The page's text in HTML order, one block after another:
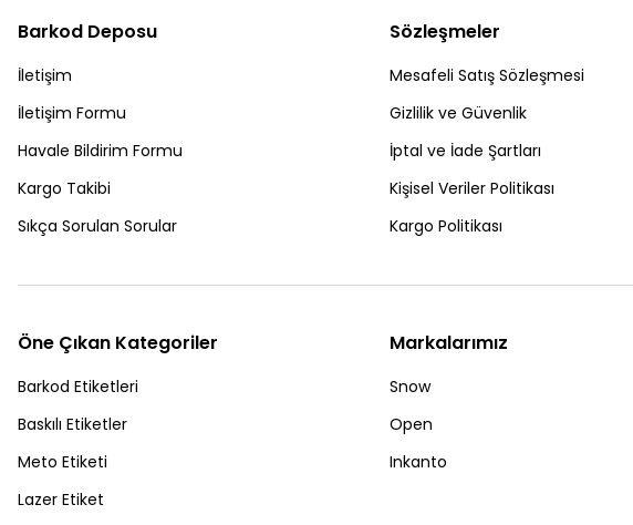
Barkod Deposu
İletişim
İletişim Formu
Havale Bildirim Formu
Kargo Takibi
Sıkça Sorulan Sorular
Sözleşmeler
Mesafeli Satış Sözleşmesi
Gizlilik ve Güvenlik
İptal ve İade Şartları
Kişisel Veriler Politikası
Kargo Politikası
Öne Çıkan Kategoriler
Barkod Etiketleri
Baskılı Etiketler
Meto Etiketi
Lazer Etiket
Markalarımız
Snow
Open
Inkanto